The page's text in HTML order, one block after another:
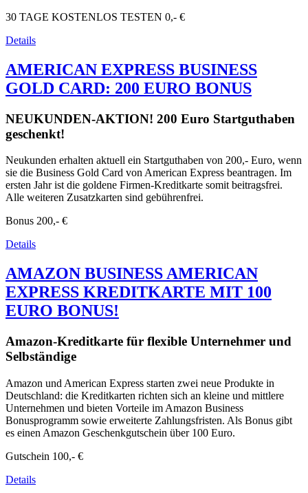
30 TAGE KOSTENLOS TESTEN 0,- €
Details
AMERICAN EXPRESS BUSINESS
GOLD CARD: 200 EURO BONUS
NEUKUNDEN-AKTION! 200 Euro Startguthaben
geschenkt!
Neukunden erhalten aktuell ein Startguthaben von 200,- Euro, wenn
sie die Business Gold Card von American Express beantragen. Im
ersten Jahr ist die goldene Firmen-Kreditkarte somit beitragsfrei.
Alle weiteren Zusatzkarten sind gebührenfrei.
Bonus 200,- €
Details
AMAZON BUSINESS AMERICAN
EXPRESS KREDITKARTE MIT 100
EURO BONUS!
Amazon-Kreditkarte für flexible Unternehmer und
Selbständige
Amazon und American Express starten zwei neue Produkte in
Deutschland: die Kreditkarten richten sich an kleine und mittlere
Unternehmen und bieten Vorteile im Amazon Business
Bonusprogramm sowie erweiterte Zahlungsfristen. Als Bonus gibt
es einen Amazon Geschenkgutschein über 100 Euro.
Gutschein 100,- €
Details